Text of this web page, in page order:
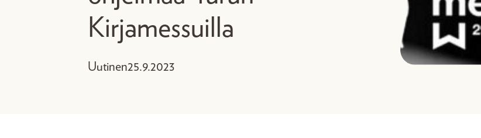
Kirjamessuilla
Uutinen25.9.2023